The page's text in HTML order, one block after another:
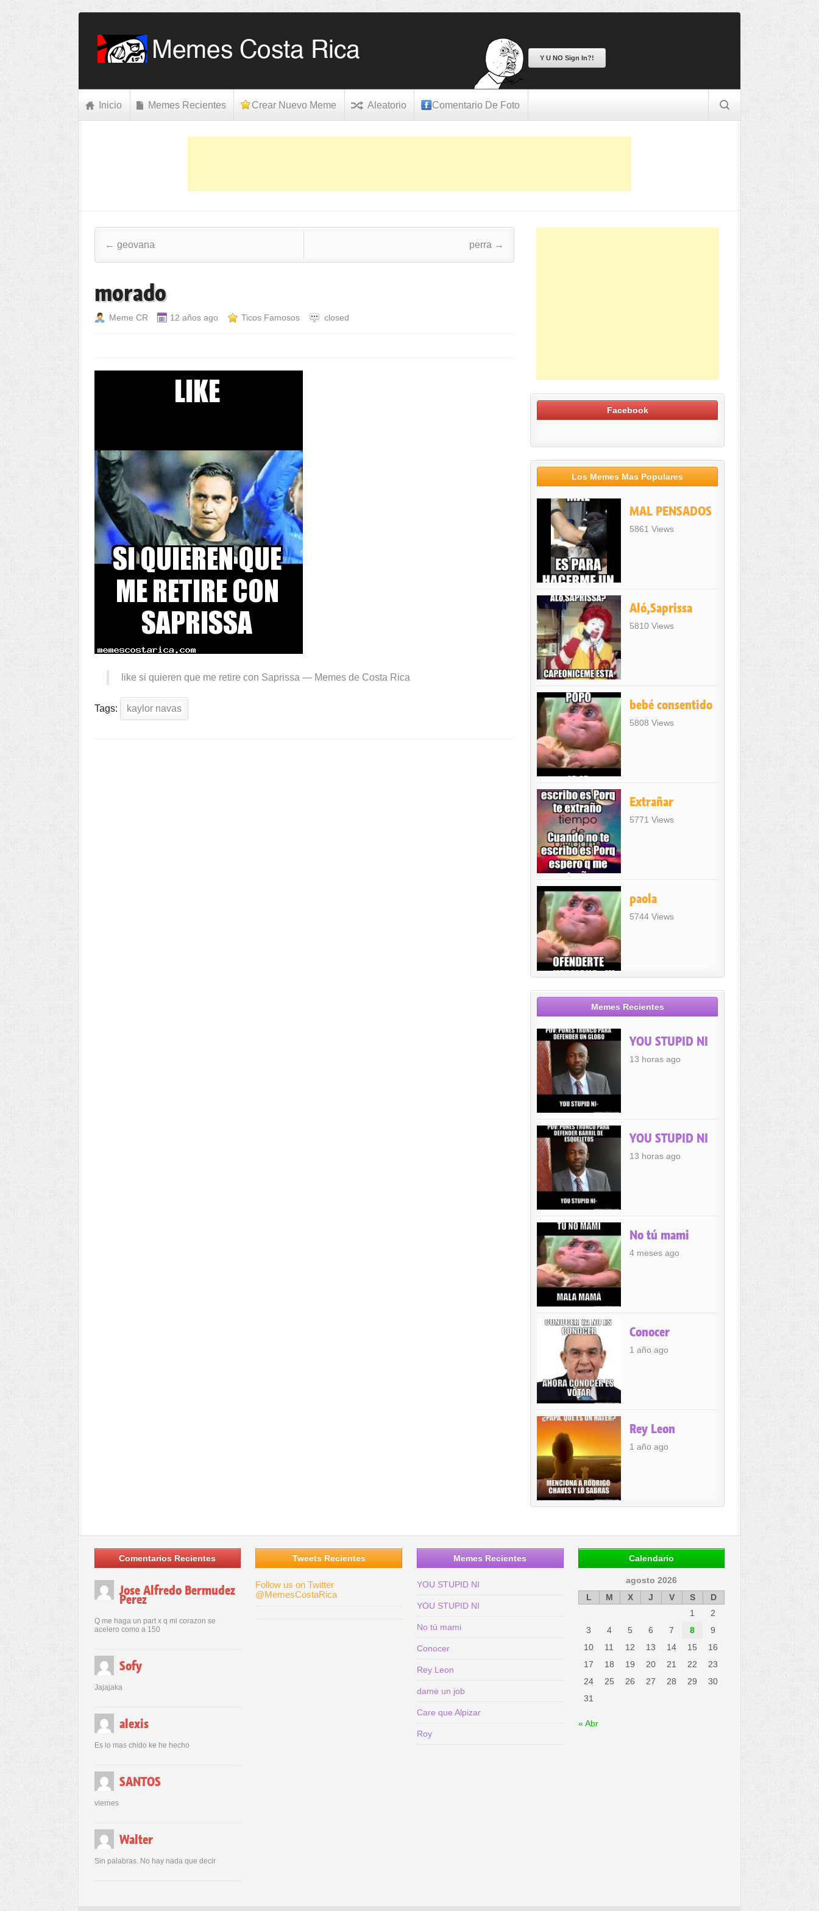
Y U NO Sign In?!
Inicio Memes Recientes Crear Nuevo Meme Aleatorio Comentario De Foto
Post navigation
← geovana perra →
morado
Meme CR 12 años ago Ticos Famosos closed
like si quieren que me retire con Saprissa — Memes de Costa Rica
Tags: kaylor navas
Facebook
Los Memes Mas Populares
MAL PENSADOS
5861 Views
Aló,Saprissa
5810 Views
bebé consentido
5808 Views
Extrañar
5771 Views
paola
5744 Views
Memes Recientes
YOU STUPID NI
13 horas ago
YOU STUPID NI
13 horas ago
No tú mami
4 meses ago
Conocer
1 año ago
Rey Leon
1 año ago
Comentarios Recientes
Jose Alfredo Bermudez
Perez
Q me haga un part x q mi corazon se
acelero como a 150
Sofy
Jajajaka
alexis
Es lo mas chido ke he hecho
SANTOS
viernes
Walter
Sin palabras. No hay nada que decir
Tweets Recientes
Follow us on Twitter
@MemesCostaRica
Memes Recientes
YOU STUPID NI
YOU STUPID NI
No tú mami
Conocer
Rey Leon
dame un job
Care que Alpizar
Roy
Calendario
agosto 2026
L
M X J V S
D
1
2
3
4 5 6 7 8
9
10
11 12 13 14 15
16
17
18 19 20 21 22
23
24
25 26 27 28 29
30
31
« Abr